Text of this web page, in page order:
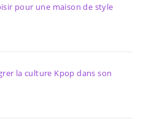
pour une maison de style
la culture Kpop dans son